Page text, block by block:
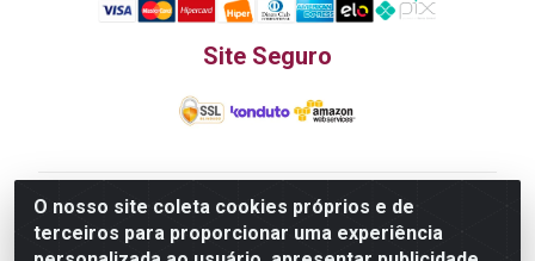
O nosso site coleta cookies próprios e de
terceiros para proporcionar uma experiência
Site Seguro
Edn Utilidades Domésticas Importação e Exportação
LTDA - R. Edmundo Pinto da Cunha, LT APM 06, N 133 -